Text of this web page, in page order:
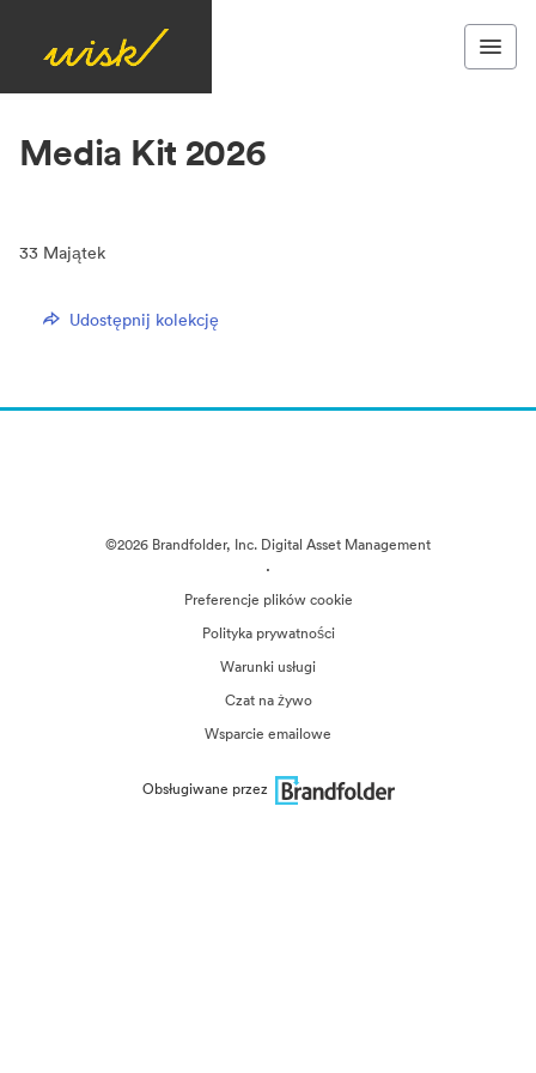
Media Kit 2026
33 Majątek
Udostępnij kolekcję
©2026 Brandfolder, Inc. Digital Asset Management
·
Preferencje plików cookie
Polityka prywatności
Warunki usługi
Czat na żywo
Wsparcie emailowe
Obsługiwane przez